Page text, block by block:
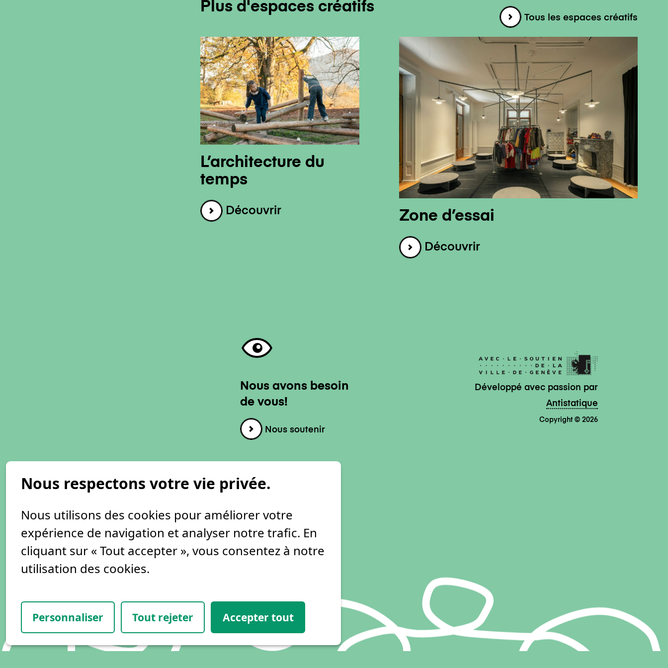
Newsletter
Plus d'espaces créatifs
Tous les espaces créatifs
L’architecture du
temps
Découvrir Zone d’essai
Découvrir
Nous avons besoin
de vous!
Nous soutenir
Développé avec passion par
Antistatique
Copyright © 2026
Nous respectons votre vie privée.
Nous utilisons des cookies pour améliorer votre
expérience de navigation et analyser notre trafic. En
cliquant sur « Tout accepter », vous consentez à notre
utilisation des cookies.
Personnaliser Tout rejeter Accepter tout